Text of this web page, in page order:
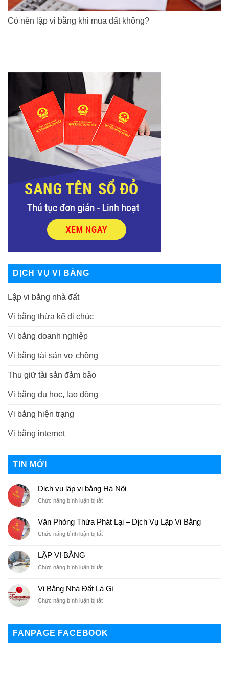
Có nên lập vi bằng khi mua đất không?
DỊCH VỤ VI BẰNG
Lập vi bằng nhà đất
Vi bằng thừa kế di chúc
Vi bằng doanh nghiệp
Vi bằng tài sản vợ chồng
Thu giữ tài sản đảm bảo
Vi bằng du học, lao động
Vi bằng hiện trạng
Vi bằng internet
TIN MỚI
Dịch vụ lập vi bằng Hà Nội
Chức năng bình luận bị tắt
vụ
lập
Văn Phòng Thừa Phát Lại – Dịch Vụ Lập Vi Bằng
Chức năng bình luận bị tắt
–
Bằng
LẬP VI BẰNG
Chức năng bình luận bị tắt
VI
BẰNG
Vi Bằng Nhà Đất Là Gì
Chức năng bình luận bị tắt
Đất
Là
FANPAGE FACEBOOK